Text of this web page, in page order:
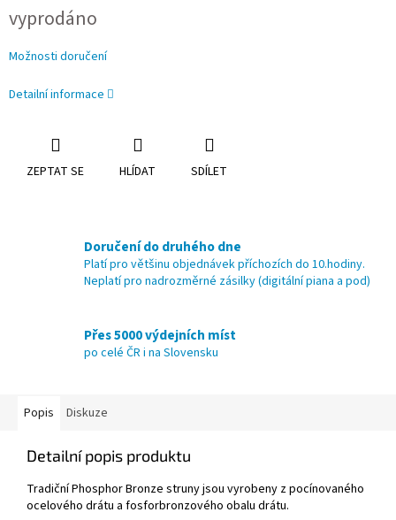
cena:
vyprodáno
Možnosti doručení
Detailní informace
ZEPTAT SE HLÍDAT SDÍLET
Doručení do druhého dne
Platí pro většinu objednávek příchozích do 10.hodiny.
Neplatí pro nadrozměrné zásilky (digitální piana a pod)
Přes 5000 výdejních míst
po celé ČR i na Slovensku
Popis Diskuze
Detailní popis produktu
TradičníPhosphor Bronze strunyjsou vyrobeny zpocínovaného
ocelového drátu a fosforbronzového obalu drátu.